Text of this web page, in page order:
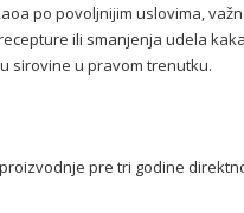
po povoljnijim uslovima,
ili smanjenja udela
sirovine u pravom trenutku.
pre tri godine